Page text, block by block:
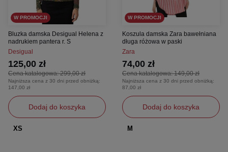
W PROMOCJI
Bluzka damska Desigual Helena z
nadrukiem pantera r. S
Desigual
Cena katalogowa:299,00 zł
125,00 zł
Najniższa cena z 30 dni przed obniżką:
147,00 zł
Dodaj do koszyka
XS
W PROMOCJI
Koszula damska Zara bawełniana
długa różowa w paski
Zara
Cena katalogowa:149,00 zł
74,00 zł
Najniższa cena z 30 dni przed obniżką:
87,00 zł
Dodaj do koszyka
M